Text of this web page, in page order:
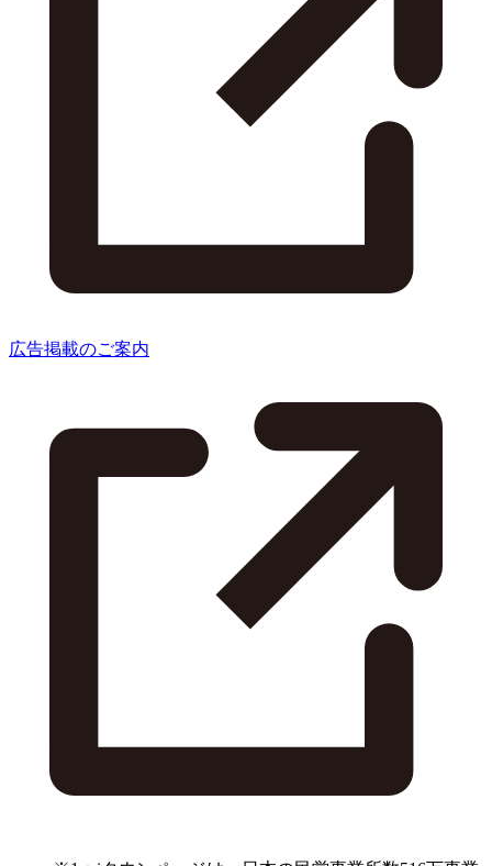
広告掲載のご案内